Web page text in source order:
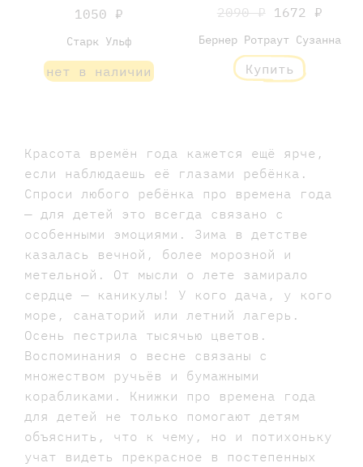
1050 ₽
Старк Ульф
нет в наличии
2090 ₽ 1672 ₽
Бернер Ротраут Сузанна
Купить
Красота времён года кажется ещё ярче,
если наблюдаешь её глазами ребёнка.
Спроси любого ребёнка про времена года
— для детей это всегда связано с
особенными эмоциями. Зима в детстве
казалась вечной, более морозной и
метельной. От мысли о лете замирало
сердце — каникулы! У кого дача, у кого
море, санаторий или летний лагерь.
Осень пестрила тысячью цветов.
Воспоминания о весне связаны с
множеством ручьёв и бумажными
корабликами. Книжки про времена года
для детей не только помогают детям
объяснить, что к чему, но и потихоньку
учат видеть прекрасное в постепенных